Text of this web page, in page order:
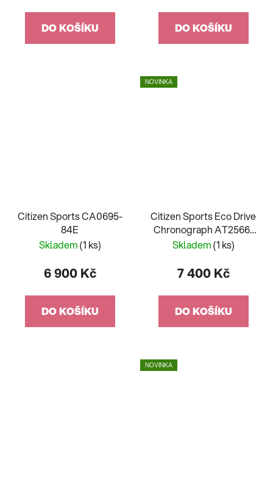
DO KOŠÍKU DO KOŠÍKU
Citizen Sports CA0695-
84E
Skladem(1 ks)
6 900 Kč
DO KOŠÍKU
NOVINKA
Citizen Sports Eco Drive
Chronograph AT2566-
88E
Skladem(1 ks)
7 400 Kč
DO KOŠÍKU
NOVINKA